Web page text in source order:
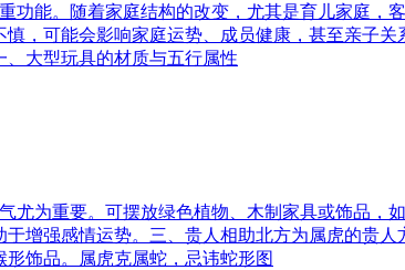
能。随着家庭结构的改变，尤其是育儿家庭，
，可能会影响家庭运势、成员健康，甚至亲子关
大型玩具的材质与五行属性
尤为重要。可摆放绿色植物、木制家具或饰品，
增强感情运势。三、贵人相助北方为属虎的贵人
饰品。属虎克属蛇，忌讳蛇形图